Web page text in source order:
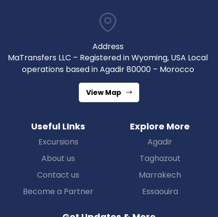
Address
MaTransfers LLC – Registered in Wyoming, USA Local
operations based in Agadir 80000 – Morocco
View Map
Useful LInks
Excursions
About us
Contact us
Become a Partner
Explore More
Agadir
Taghazout
Marrakech
Essaouira